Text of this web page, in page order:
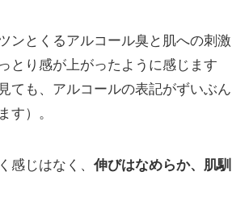
ンとくるアルコール臭と肌への刺激
とり感が上がったように感じます
ても、アルコールの表記がずいぶん
す）。
感じはなく、伸びはなめらか、肌馴